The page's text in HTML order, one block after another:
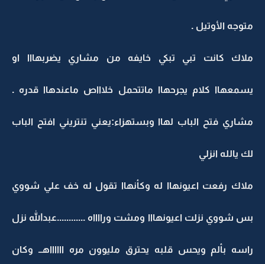
متوجه الأوتيل .
ملاك كانت تبي تبكي خايفه من مشاري يضربهااا او
يسمعهاا كلام يجرحهاا ماتتحمل خلاااص ماعندهاا قدره .
مشاري فتح الباب لهاا وبستهزاء:يعني تنتريني افتح الباب
لك يالله انزلي
ملاك رفعت اعيونهاا له وكأنهاا تقول له خف علي شووي
بس شووي نزلت اعيونهااا ومشت ورااااه ............عبدالله نزل
راسه بألم ويحس قلبه يحترق مليوون مره ااااااهــ وكان